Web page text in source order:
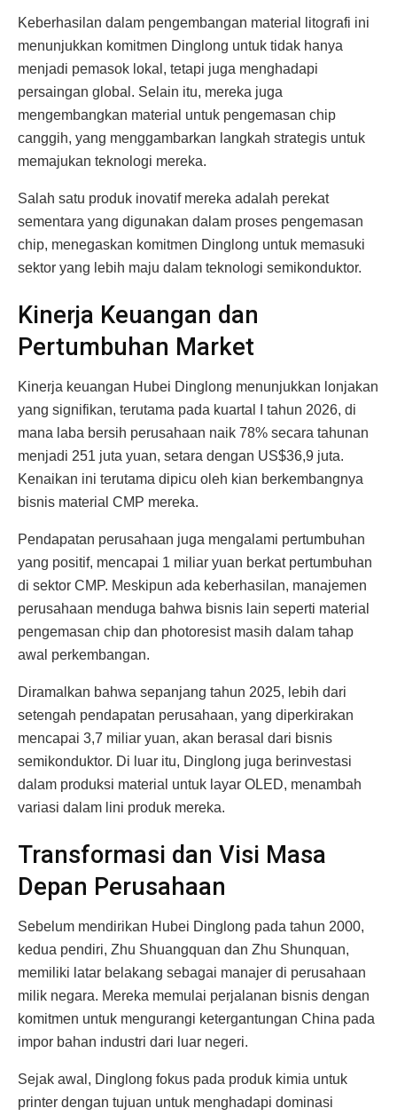
Keberhasilan dalam pengembangan material litografi ini
menunjukkan komitmen Dinglong untuk tidak hanya
menjadi pemasok lokal, tetapi juga menghadapi
persaingan global. Selain itu, mereka juga
mengembangkan material untuk pengemasan chip
canggih, yang menggambarkan langkah strategis untuk
memajukan teknologi mereka.
Salah satu produk inovatif mereka adalah perekat
sementara yang digunakan dalam proses pengemasan
chip, menegaskan komitmen Dinglong untuk memasuki
sektor yang lebih maju dalam teknologi semikonduktor.
Kinerja Keuangan dan
Pertumbuhan Market
Kinerja keuangan Hubei Dinglong menunjukkan lonjakan
yang signifikan, terutama pada kuartal I tahun 2026, di
mana laba bersih perusahaan naik 78% secara tahunan
menjadi 251 juta yuan, setara dengan US$36,9 juta.
Kenaikan ini terutama dipicu oleh kian berkembangnya
bisnis material CMP mereka.
Pendapatan perusahaan juga mengalami pertumbuhan
yang positif, mencapai 1 miliar yuan berkat pertumbuhan
di sektor CMP. Meskipun ada keberhasilan, manajemen
perusahaan menduga bahwa bisnis lain seperti material
pengemasan chip dan photoresist masih dalam tahap
awal perkembangan.
Diramalkan bahwa sepanjang tahun 2025, lebih dari
setengah pendapatan perusahaan, yang diperkirakan
mencapai 3,7 miliar yuan, akan berasal dari bisnis
semikonduktor. Di luar itu, Dinglong juga berinvestasi
dalam produksi material untuk layar OLED, menambah
variasi dalam lini produk mereka.
Transformasi dan Visi Masa
Depan Perusahaan
Sebelum mendirikan Hubei Dinglong pada tahun 2000,
kedua pendiri, Zhu Shuangquan dan Zhu Shunquan,
memiliki latar belakang sebagai manajer di perusahaan
milik negara. Mereka memulai perjalanan bisnis dengan
komitmen untuk mengurangi ketergantungan China pada
impor bahan industri dari luar negeri.
Sejak awal, Dinglong fokus pada produk kimia untuk
printer dengan tujuan untuk menghadapi dominasi